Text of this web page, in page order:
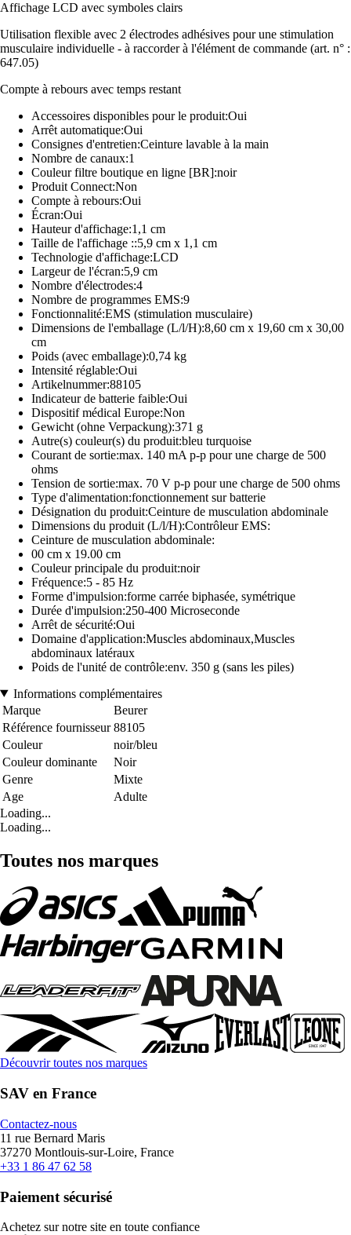
Affichage LCD avec symboles clairs
Utilisation flexible avec 2 électrodes adhésives pour une stimulation
musculaire individuelle - à raccorder à l'élément de commande (art. n° :
647.05)
Compte à rebours avec temps restant
Accessoires disponibles pour le produit:Oui
Arrêt automatique:Oui
Consignes d'entretien:Ceinture lavable à la main
Nombre de canaux:1
Couleur filtre boutique en ligne [BR]:noir
Produit Connect:Non
Compte à rebours:Oui
Écran:Oui
Hauteur d'affichage:1,1 cm
Taille de l'affichage ::5,9 cm x 1,1 cm
Technologie d'affichage:LCD
Largeur de l'écran:5,9 cm
Nombre d'électrodes:4
Nombre de programmes EMS:9
Fonctionnalité:EMS (stimulation musculaire)
Dimensions de l'emballage (L/l/H):8,60 cm x 19,60 cm x 30,00
cm
Poids (avec emballage):0,74 kg
Intensité réglable:Oui
Artikelnummer:88105
Indicateur de batterie faible:Oui
Dispositif médical Europe:Non
Gewicht (ohne Verpackung):371 g
Autre(s) couleur(s) du produit:bleu turquoise
Courant de sortie:max. 140 mA p-p pour une charge de 500
ohms
Tension de sortie:max. 70 V p-p pour une charge de 500 ohms
Type d'alimentation:fonctionnement sur batterie
Désignation du produit:Ceinture de musculation abdominale
Dimensions du produit (L/l/H):Contrôleur EMS:
Ceinture de musculation abdominale:
00 cm x 19.00 cm
Couleur principale du produit:noir
Fréquence:5 - 85 Hz
Forme d'impulsion:forme carrée biphasée, symétrique
Durée d'impulsion:250-400 Microseconde
Arrêt de sécurité:Oui
Domaine d'application:Muscles abdominaux,Muscles
abdominaux latéraux
Poids de l'unité de contrôle:env. 350 g (sans les piles)
Informations complémentaires
Marque
Beurer
Référence fournisseur 88105
Couleur
noir/bleu
Couleur dominante
Noir
Genre
Mixte
Age
Adulte
Loading...
Loading...
Toutes nos marques
Découvrir toutes nos marques
SAV en France
Contactez-nous
11 rue Bernard Maris
37270 Montlouis-sur-Loire, France
+33 1 86 47 62 58
Paiement sécurisé
Achetez sur notre site en toute confiance